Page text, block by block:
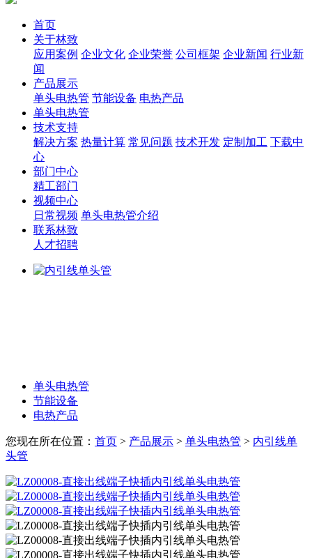
首页
关于林致
应用案例 企业文化 企业荣誉 公司框架 企业新闻 行业新
闻
产品展示
单头电热管 节能设备 电热产品
单头电热管
技术支持
解决方案 热量计算 常见问题 技术开发 定制加工 下载中
心
部门中心
精工部门
视频中心
日常视频 单头电热管介绍
联系林致
人才招聘
单头电热管
节能设备
电热产品
您现在所在位置： 首页 > 产品展示 > 单头电热管 > 内引线单
头管